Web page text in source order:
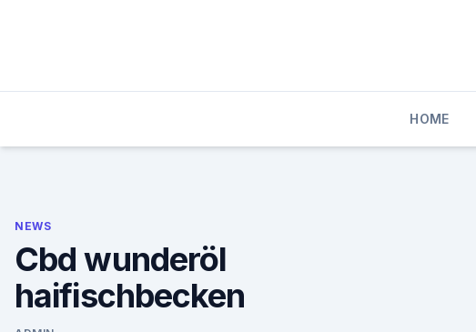
HOME
NEWS
Cbd wunderöl
haifischbecken